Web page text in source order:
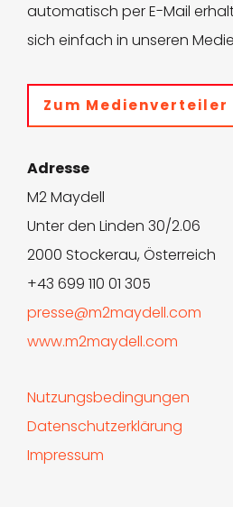
automatisch per E-Mail
sich einfach in unseren
Zum Medienverteiler
Adresse
M2 Maydell
Unter den Linden 30/2.06
2000 Stockerau, Österreich
+43 699 110 01 305
presse@m2maydell.com
www.m2maydell.com
Nutzungsbedingungen
Datenschutzerklärung
Impressum